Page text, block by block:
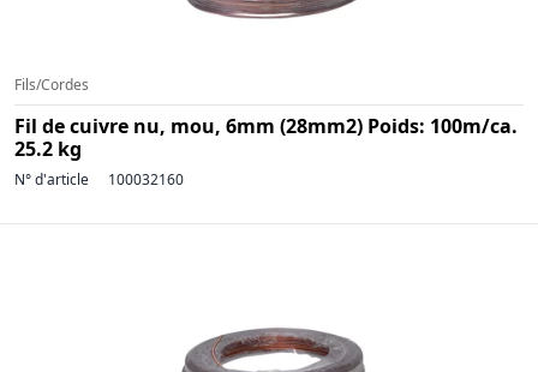
Fils/Cordes
Fil de cuivre nu, mou, 6mm (28mm2) Poids: 100m/ca.
25.2 kg
N° d'article 100032160